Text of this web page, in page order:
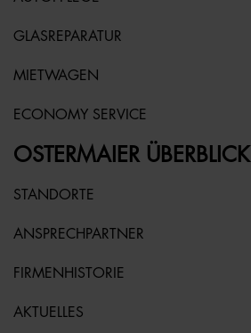
GLASREPARATUR
MIETWAGEN
ECONOMY SERVICE
OSTERMAIER ÜBERBLICK
STANDORTE
ANSPRECHPARTNER
FIRMENHISTORIE
AKTUELLES